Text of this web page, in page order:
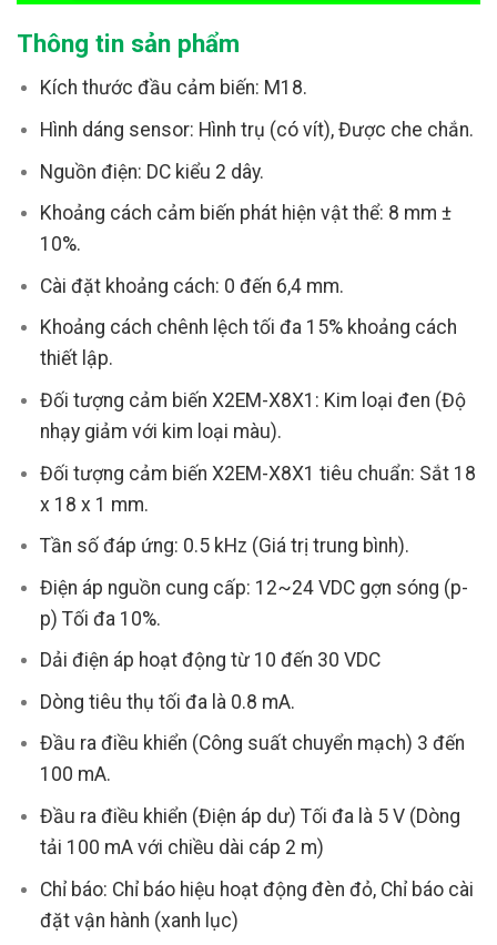
Thông tin sản phẩm
Kích thước đầu cảm biến: M18.
Hình dáng sensor: Hình trụ (có vít), Được che chắn.
Nguồn điện: DC kiểu 2 dây.
Khoảng cách cảm biến phát hiện vật thể: 8 mm ±
10%.
Cài đặt khoảng cách: 0 đến 6,4 mm.
Khoảng cách chênh lệch tối đa 15% khoảng cách
thiết lập.
Đối tượng cảm biến X2EM-X8X1: Kim loại đen (Độ
nhạy giảm với kim loại màu).
Đối tượng cảm biến X2EM-X8X1 tiêu chuẩn: Sắt 18
x 18 x 1 mm.
Tần số đáp ứng: 0.5 kHz (Giá trị trung bình).
Điện áp nguồn cung cấp: 12~24 VDC gợn sóng (p-
p) Tối đa 10%.
Dải điện áp hoạt động từ 10 đến 30 VDC
Dòng tiêu thụ tối đa là 0.8 mA.
Đầu ra điều khiển (Công suất chuyển mạch) 3 đến
100 mA.
Đầu ra điều khiển (Điện áp dư) Tối đa là 5 V (Dòng
tải 100 mA với chiều dài cáp 2 m)
Chỉ báo: Chỉ báo hiệu hoạt động đèn đỏ, Chỉ báo cài
đặt vận hành (xanh lục)